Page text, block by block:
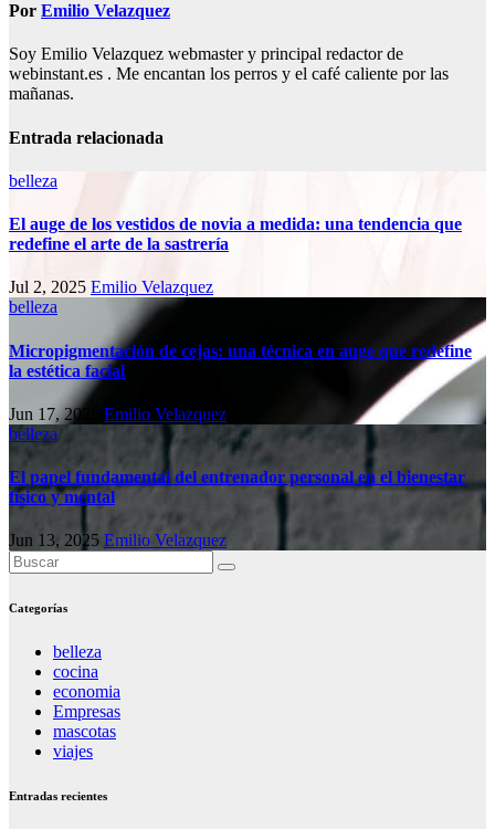
Por Emilio Velazquez
Soy Emilio Velazquez webmaster y principal redactor de
webinstant.es . Me encantan los perros y el café caliente por las
mañanas.
Entrada relacionada
belleza
El auge de los vestidos de novia a medida: una tendencia que
redefine el arte de la sastrería
Jul 2, 2025 Emilio Velazquez
belleza
Micropigmentación de cejas: una técnica en auge que redefine
la estética facial
Jun 17, 2025 Emilio Velazquez
belleza
El papel fundamental del entrenador personal en el bienestar
físico y mental
Jun 13, 2025 Emilio Velazquez
Categorías
belleza
cocina
economia
Empresas
mascotas
viajes
Entradas recientes